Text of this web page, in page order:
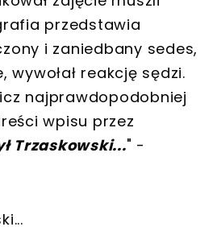
przedstawia
i zaniedbany sedes,
wywołał reakcję sędzi.
najprawdopodobniej
wpisu przez
Trzaskowski..." -